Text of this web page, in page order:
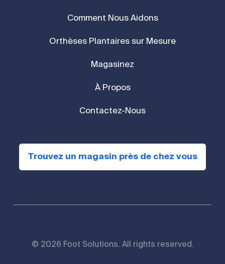
Comment Nous Aidons
Orthèses Plantaires sur Mesure
Magasinez
À Propos
Contactez-Nous
Trouvez un magasin près de chez vous
© 2026 Foot Solutions. All rights reserved.